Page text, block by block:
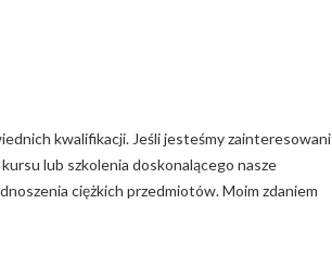
kwalifikacji. Jeśli jesteśmy zainteresowani
lub szkolenia doskonalącego nasze
ciężkich przedmiotów. Moim zdaniem